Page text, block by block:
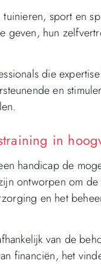
tuinieren, sport en
geven, hun
die
en
in
handicap de
ontworpen om
en het
van de
financiën, het